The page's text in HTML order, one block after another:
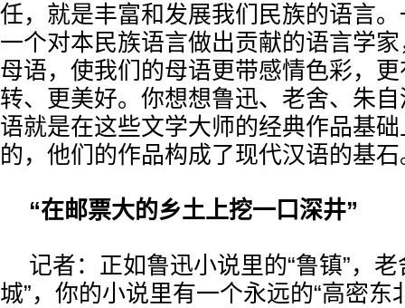
任，就是丰富和发展我们民族的语言
一个对本民族语言做出贡献的语言学
母语，使我们的母语更带感情色彩，
转、更美好。你想想鲁迅、老舍、朱
语就是在这些文学大师的经典作品基
的，他们的作品构成了现代汉语的基石
“在邮票大的乡土上挖一口深井”
记者：正如鲁迅小说里的“鲁镇”，
城”，你的小说里有一个永远的“高密东